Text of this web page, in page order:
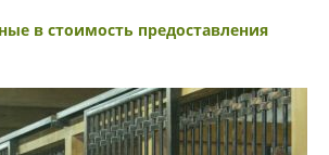
в стоимость предоставления